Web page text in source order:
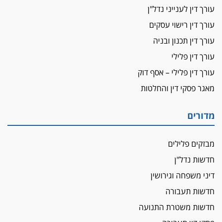
אשם
עו"ד הלל בבייב הורשע בהונאת עשרות לקוחות,
ההסדר: 7-9 שנות מאסר
דין ומקרקעין
עורך דין ברמת השרון נחקר בחשד למרמה בעסקת
תובעת משטרתית פוטרה בחשד לעישון סמים
שנחשף בפעילות בלשים בטלגרם
לא בכל יום
הכנסת אישרה
הגבלת שכר טרחה בייצוג נכי צה"ל ונפגעי פעולות
איבה
איתות מירושלים
עורך דין לענייני נדל"ן
עורך דין רישוי עסקים
עורך דין תכנון ובניה
עורך דין פלילי
עורך דין פלילי – אסף דוק
מאגר פסקי דין והחלטות
מדורים
מבזקים פלילים
חדשות נדל"ן
דיני משפחה וגירושין
חדשות תעבורה
חדשות משטרת התנועה